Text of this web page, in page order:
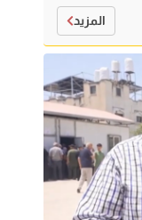
المزيد